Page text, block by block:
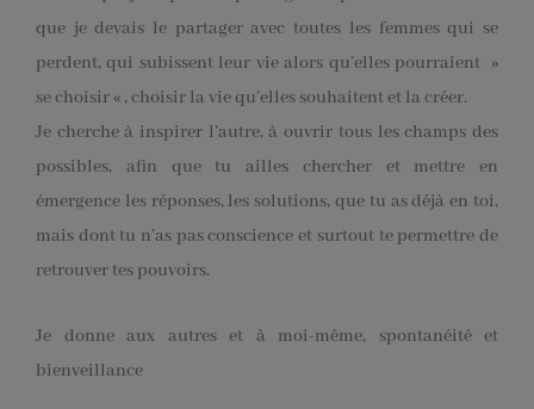
que je devais le partager avec toutes les femmes qui se
perdent, qui subissent leur vie alors qu’elles pourraient »
se choisir « , choisir la vie qu’elles souhaitent et la créer.
Je cherche à inspirer l’autre, à ouvrir tous les champs des
possibles, afin que tu ailles chercher et mettre en
émergence les réponses, les solutions, que tu as déjà en toi,
mais dont tu n’as pas conscience et surtout te permettre de
retrouver tes pouvoirs.
Je donne aux autres et à moi-même, spontanéité et
bienveillance